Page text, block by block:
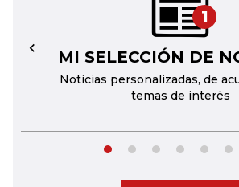
1
MI SELECCIÓN DE
Noticias personalizadas, de
temas de interés
←